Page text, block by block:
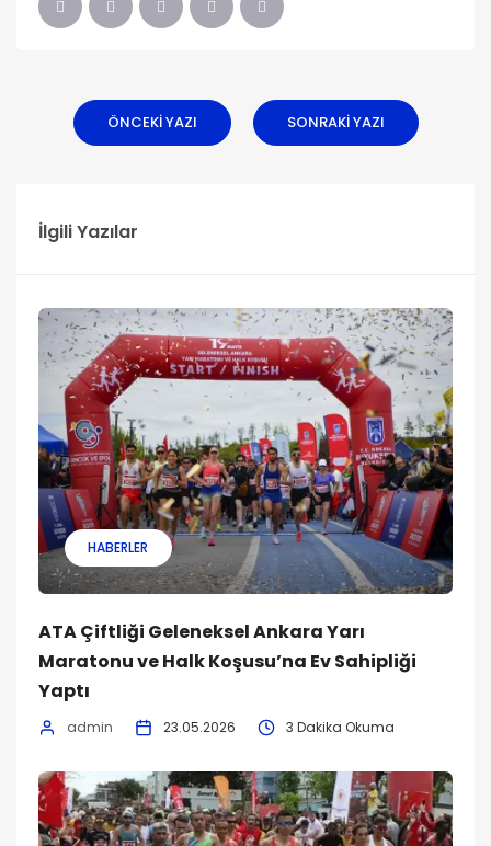
ÖNCEKI YAZI SONRAKI YAZI
İlgili Yazılar
HABERLER
ATA Çiftliği Geleneksel Ankara Yarı
Maratonu ve Halk Koşusu’na Ev Sahipliği
Yaptı
admin 23.05.2026 3 Dakika Okuma